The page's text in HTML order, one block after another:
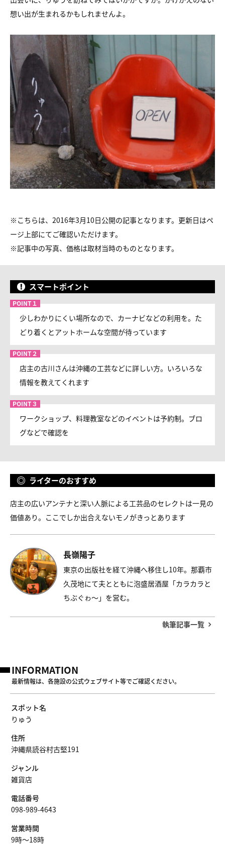
想い出が生まれるかもしれませんよ。
※こちらは、2016年3月10日公開の記事となります。更新日はペ
ージ上部にてご確認いただけます。
※記事中の写真、価格は取材当時のものとなります。
スマートポイント
少しわかりにくい場所なので、カーナビなどの利用を。た
どり着くとアットホームな空間が待っています
店主の古川さんは沖縄の工芸などに詳しい方。いろいろな
情報を教えてくれます
ワークショップ、料理教室などのイベントは予約制。ブロ
グなどで確認を
ライターのおすすめ
店主の広いアンテナと深い人脈による工芸品のセレクトは一見の
価値あり。ここでしか出合えないモノがきっとあります
長嶺陽子
東京の出版社を経て沖縄へ移住し10年。那覇市
久茂地にて夫とともに泡盛居酒屋「カラカラと
ちぶぐゎ～」を営む。
執筆記事一覧
INFORMATION
最新情報は、各施設の公式ウェブサイト等でご確認ください。
スポット名
りゅう
住所
沖縄県読谷村古堅191
ジャンル
雑貨店
電話番号
098-989-4643
営業時間
9時～18時